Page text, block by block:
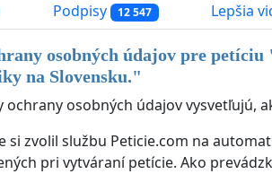
Podpisy 12 547 Lepšia
osobných údajov pre petíciu
na Slovensku."
ochrany osobných údajov vysvetľujú,
si zvolil službu Peticie.com na
pri vytváraní petície. Ako